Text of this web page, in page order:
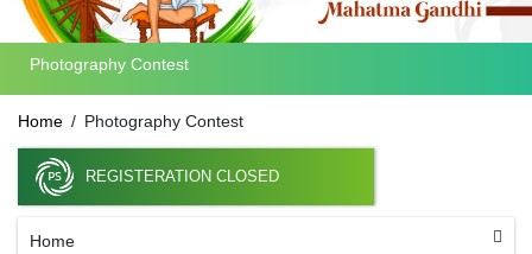
Photography Contest
Home Photography Contest
REGISTERATION CLOSED
Home